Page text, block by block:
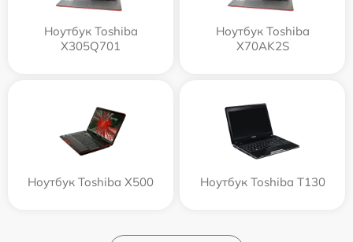
Ноутбук Toshiba
X305Q701
Ноутбук Toshiba
X70AK2S
Ноутбук Toshiba X500 Ноутбук Toshiba T130